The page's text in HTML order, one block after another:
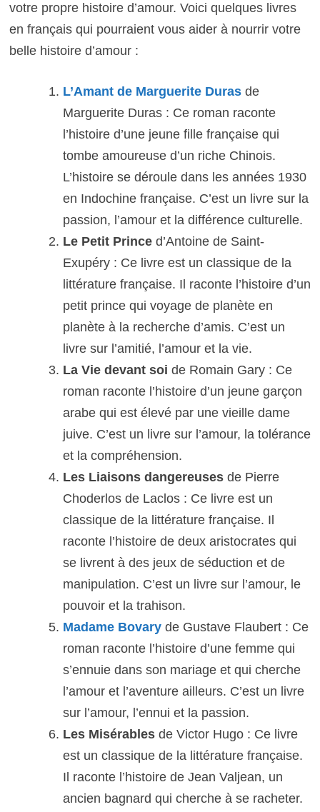
votre propre histoire d’amour. Voici quelques livres
en français qui pourraient vous aider à nourrir votre
belle histoire d’amour :
L’Amant de Marguerite Durasde
Marguerite Duras : Ce roman raconte
l’histoire d’une jeune fille française qui
tombe amoureuse d’un riche Chinois.
L’histoire se déroule dans les années 1930
en Indochine française. C’est un livre sur la
passion, l’amour et la différence culturelle.
Le Petit Princed’Antoine de Saint-
Exupéry : Ce livre est un classique de la
littérature française. Il raconte l’histoire d’un
petit prince qui voyage de planète en
planète à la recherche d’amis. C’est un
livre sur l’amitié, l’amour et la vie.
La Vie devant soi de Romain Gary : Ce
roman raconte l’histoire d’un jeune garçon
arabe qui est élevé par une vieille dame
juive. C’est un livre sur l’amour, la tolérance
et la compréhension.
Les Liaisons dangereusesde Pierre
Choderlos de Laclos : Ce livre est un
classique de la littérature française. Il
raconte l’histoire de deux aristocrates qui
se livrent à des jeux de séduction et de
manipulation. C’est un livre sur l’amour, le
pouvoir et la trahison.
Madame Bovaryde Gustave Flaubert : Ce
roman raconte l’histoire d’une femme qui
s’ennuie dans son mariage et qui cherche
l’amour et l’aventure ailleurs. C’est un livre
sur l’amour, l’ennui et la passion.
Les Misérablesde Victor Hugo : Ce livre
est un classique de la littérature française.
Il raconte l’histoire de Jean Valjean, un
ancien bagnard qui cherche à se racheter.